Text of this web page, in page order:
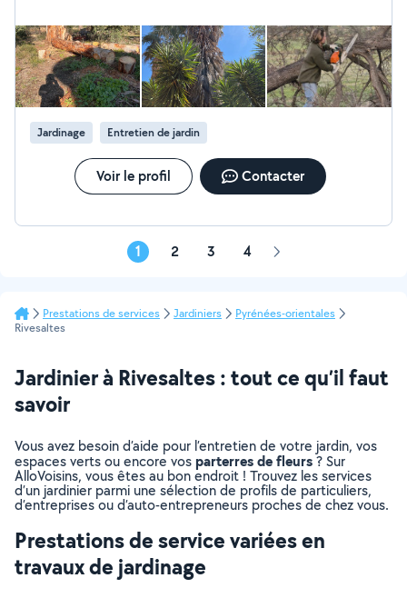
Jardinage Entretien de jardin
Voir le profil Contacter
1 2 3 4 Page
Prestations de services Jardiniers
Pyrénées-orientales
Rivesaltes
Jardinier à Rivesaltes : tout ce qu’il faut
savoir
Vous avez besoin d’aide pour l’entretien de votre jardin, vos
espaces verts ou encore vosparterres de fleurs? Sur
AlloVoisins, vous êtes au bon endroit ! Trouvez les services
d’un jardinier parmi une sélection de profils de particuliers,
d’entreprises ou d’auto-entrepreneurs proches de chez vous.
Prestations de service variées en
travaux de jardinage